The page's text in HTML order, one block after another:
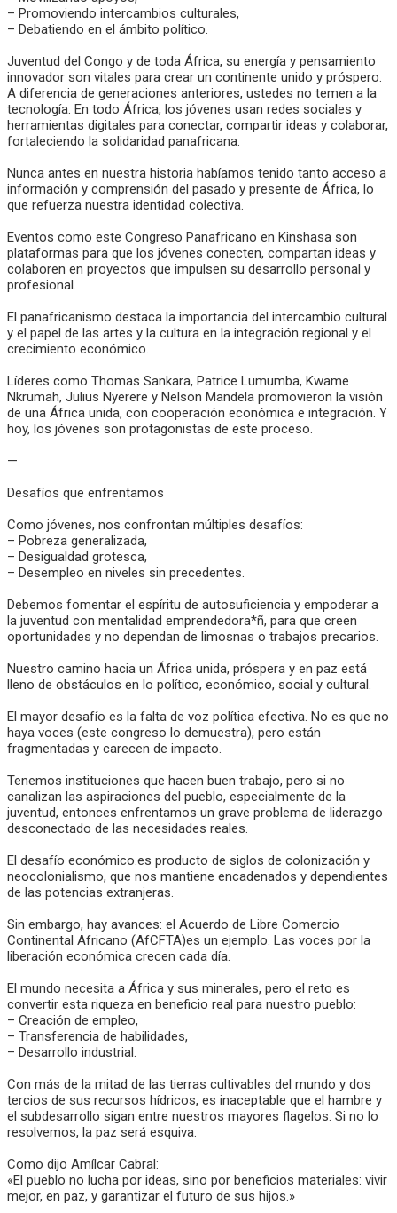
– Promoviendo intercambios culturales,
– Debatiendo en el ámbito político.
Juventud del Congo y de toda África, su energía y pensamiento
innovador son vitales para crear un continente unido y próspero.
A diferencia de generaciones anteriores, ustedes no temen a la
tecnología. En todo África, los jóvenes usan redes sociales y
herramientas digitales para conectar, compartir ideas y colaborar,
fortaleciendo la solidaridad panafricana.
Nunca antes en nuestra historia habíamos tenido tanto acceso a
información y comprensión del pasado y presente de África, lo
que refuerza nuestra identidad colectiva.
Eventos como este Congreso Panafricano en Kinshasa son
plataformas para que los jóvenes conecten, compartan ideas y
colaboren en proyectos que impulsen su desarrollo personal y
profesional.
El panafricanismo destaca la importancia del intercambio cultural
y el papel de las artes y la cultura en la integración regional y el
crecimiento económico.
Líderes como Thomas Sankara, Patrice Lumumba, Kwame
Nkrumah, Julius Nyerere y Nelson Mandela promovieron la visión
de una África unida, con cooperación económica e integración. Y
hoy, los jóvenes son protagonistas de este proceso.
—
Desafíos que enfrentamos
Como jóvenes, nos confrontan múltiples desafíos:
– Pobreza generalizada,
– Desigualdad grotesca,
– Desempleo en niveles sin precedentes.
Debemos fomentar el espíritu de autosuficiencia y empoderar a
la juventud con mentalidad emprendedora*ñ, para que creen
oportunidades y no dependan de limosnas o trabajos precarios.
Nuestro camino hacia un África unida, próspera y en paz está
lleno de obstáculos en lo político, económico, social y cultural.
El mayor desafío es la falta de voz política efectiva. No es que no
haya voces (este congreso lo demuestra), pero están
fragmentadas y carecen de impacto.
Tenemos instituciones que hacen buen trabajo, pero si no
canalizan las aspiraciones del pueblo, especialmente de la
juventud, entonces enfrentamos un grave problema de liderazgo
desconectado de las necesidades reales.
El desafío económico.es producto de siglos de colonización y
neocolonialismo, que nos mantiene encadenados y dependientes
de las potencias extranjeras.
Sin embargo, hay avances: el Acuerdo de Libre Comercio
Continental Africano (AfCFTA)es un ejemplo. Las voces por la
liberación económica crecen cada día.
El mundo necesita a África y sus minerales, pero el reto es
convertir esta riqueza en beneficio real para nuestro pueblo:
– Creación de empleo,
– Transferencia de habilidades,
– Desarrollo industrial.
Con más de la mitad de las tierras cultivables del mundo y dos
tercios de sus recursos hídricos, es inaceptable que el hambre y
el subdesarrollo sigan entre nuestros mayores flagelos. Si no lo
resolvemos, la paz será esquiva.
Como dijo Amílcar Cabral:
«El pueblo no lucha por ideas, sino por beneficios materiales: vivir
mejor, en paz, y garantizar el futuro de sus hijos.»